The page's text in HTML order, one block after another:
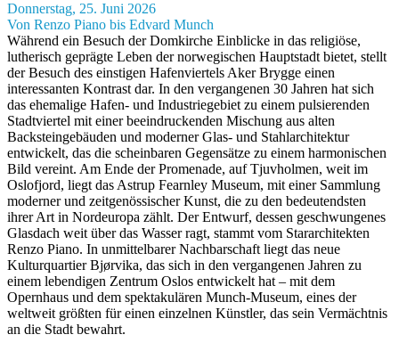
Donnerstag, 25. Juni 2026
Von Renzo Piano bis Edvard Munch
Während ein Besuch der Domkirche Einblicke in das religiöse,
lutherisch geprägte Leben der norwegischen Hauptstadt bietet, stellt
der Besuch des einstigen Hafenviertels Aker Brygge einen
interessanten Kontrast dar. In den vergangenen 30 Jahren hat sich
das ehemalige Hafen- und Industriegebiet zu einem pulsierenden
Stadtviertel mit einer beeindruckenden Mischung aus alten
Backsteingebäuden und moderner Glas- und Stahlarchitektur
entwickelt, das die scheinbaren Gegensätze zu einem harmonischen
Bild vereint. Am Ende der Promenade, auf Tjuvholmen, weit im
Oslofjord, liegt das Astrup Fearnley Museum, mit einer Sammlung
moderner und zeitgenössischer Kunst, die zu den bedeutendsten
ihrer Art in Nordeuropa zählt. Der Entwurf, dessen geschwungenes
Glasdach weit über das Wasser ragt, stammt vom Stararchitekten
Renzo Piano. In unmittelbarer Nachbarschaft liegt das neue
Kulturquartier Bjørvika, das sich in den vergangenen Jahren zu
einem lebendigen Zentrum Oslos entwickelt hat – mit dem
Opernhaus und dem spektakulären Munch-Museum, eines der
weltweit größten für einen einzelnen Künstler, das sein Vermächtnis
an die Stadt bewahrt.